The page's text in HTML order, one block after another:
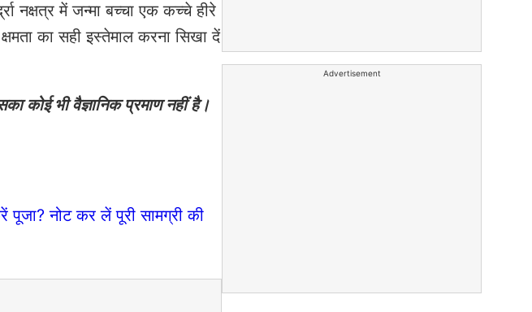
नक्षत्र में जन्मा बच्चा एक कच्चे हीरे
का सही इस्तेमाल करना सिखा दें
कोई भी वैज्ञानिक प्रमाण नहीं है।
नोट कर लें पूरी सामग्री की
Advertisement